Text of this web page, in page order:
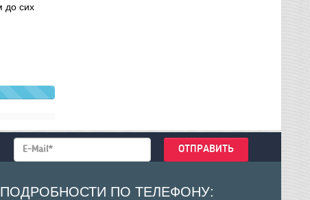
до сих
ПОДРОБНОСТИ ПО ТЕЛЕФОНУ: